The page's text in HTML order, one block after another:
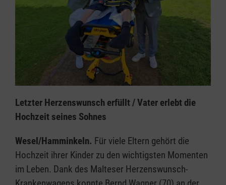
Letzter Herzenswunsch erfüllt / Vater erlebt die
Hochzeit seines Sohnes
Wesel/Hamminkeln. Für viele Eltern gehört die
Hochzeit ihrer Kinder zu den wichtigsten Momenten
im Leben. Dank des Malteser Herzenswunsch-